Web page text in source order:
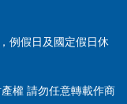
例假日及國定假日休
權 請勿任意轉載作商